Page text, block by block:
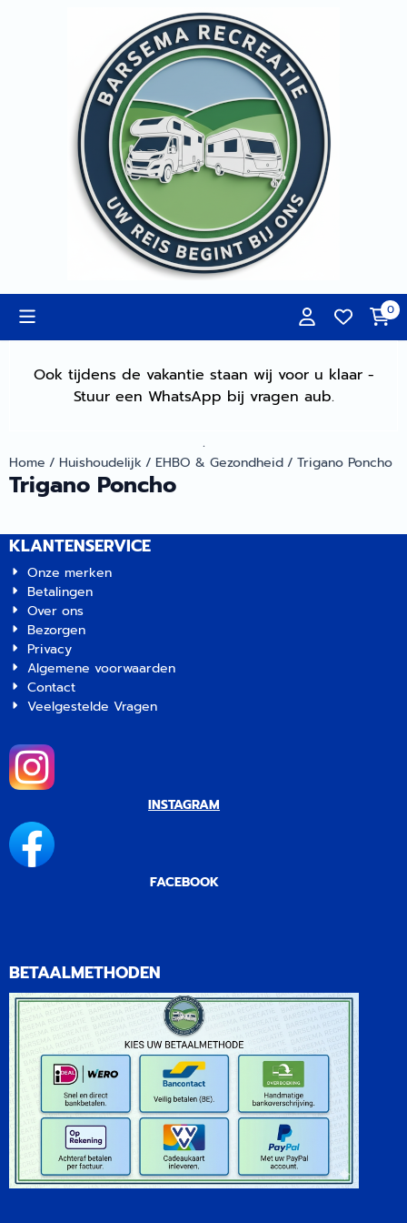
Cookievoorkeuren zijn momenteel gesloten.
0
Ook tijdens de vakantie staan wij voor u klaar -
Stuur een WhatsApp bij vragen aub.
.
Home / Huishoudelijk/ EHBO & Gezondheid/ Trigano Poncho
Trigano Poncho
KLANTENSERVICE
Onze merken
Betalingen
Over ons
Bezorgen
Privacy
Algemene voorwaarden
Contact
Veelgestelde Vragen
INSTAGRAM
FACEBOOK
BETAALMETHODEN